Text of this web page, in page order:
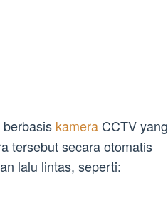
kamera CCTV yang
tersebut secara otomatis
lalu lintas, seperti: